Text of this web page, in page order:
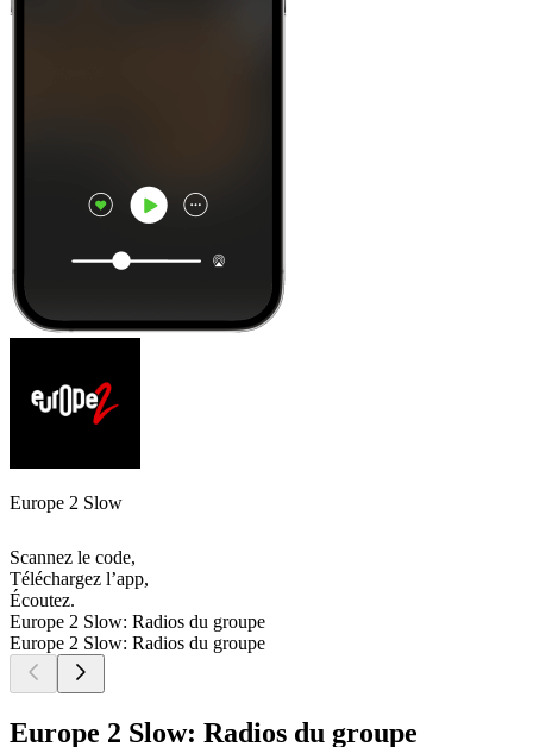
Europe 2 Slow
Scannez le code,
Téléchargez l’app,
Écoutez.
Europe 2 Slow: Radios du groupe
Europe 2 Slow: Radios du groupe
Europe 2 Slow: Radios du groupe